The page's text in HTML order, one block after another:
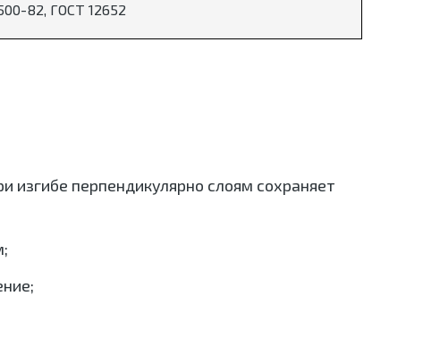
82, ГОСТ 12652
изгибе перпендикулярно слоям сохраняет